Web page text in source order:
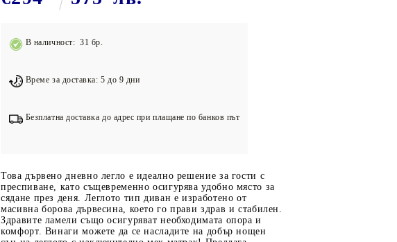
В наличност: 31 бр.
Време за доставка: 5 до 9 дни
Безплатна доставка до адрес при плащане по банков път
Това дървено дневно легло е идеално решение за гости с
преспиване, като същевременно осигурява удобно място за
сядане през деня. Леглото тип диван е изработено от
масивна борова дървесина, което го прави здрав и стабилен.
Здравите ламели също осигуряват необходимата опора и
комфорт. Винаги можете да се насладите на добър нощен